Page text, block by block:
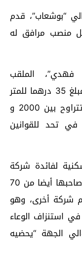
“بوشعاب”، قدم
منصب مرافق له
الملقب
ب”بوفوس”، حصل على الهكتارين بمبلغ 35 درهما للمتر
مربع، حيث يشرع في بيعها بمبالغ تتراوح بين 2000 و
في تحد للقوانين
لفائدة شركة
SAB AL MANZAH سبق واستفاد صاحبها أيضا من 70
شركة أخرى، وهو
استنزاف الوعاء
الجهة “يحضيه